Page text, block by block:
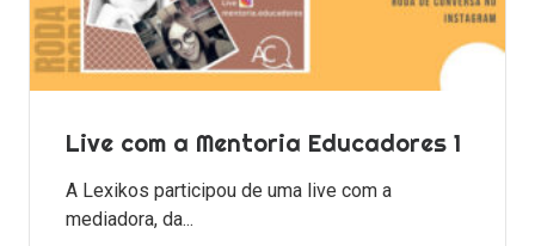
Live com a Mentoria Educadores 1
A Lexikos participou de uma live com a
mediadora, da...